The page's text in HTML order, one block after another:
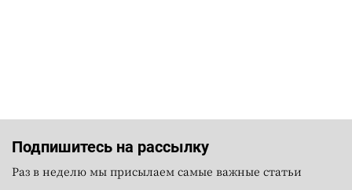
Подпишитесь на рассылку
Раз в неделю мы присылаем самые важные статьи